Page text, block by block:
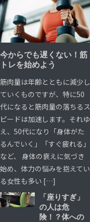
今からでも遅くない！筋
トレを始めよう
筋肉量は年齢とともに減少し
ていくものですが、特に50
代になると筋肉量の落ちるス
ピードは加速します。それゆ
え、50代になり「身体がた
るんでいく」「すぐ疲れる」
など、 身体の衰えに気づき
始め、体力の悩みを抱えてい
る女性も多い […]
「座りすぎ」
の人は危
険！？体への